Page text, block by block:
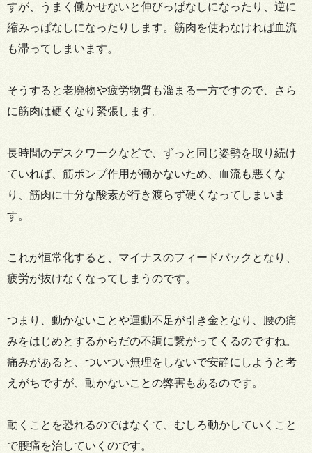
すが、うまく働かせないと伸びっぱなしになったり、逆に
縮みっぱなしになったりします。筋肉を使わなければ血流
も滞ってしまいます。
そうすると老廃物や疲労物質も溜まる一方ですので、さら
に筋肉は硬くなり緊張します。
長時間のデスクワークなどで、ずっと同じ姿勢を取り続け
ていれば、筋ポンプ作用が働かないため、血流も悪くな
り、筋肉に十分な酸素が行き渡らず硬くなってしまいま
す。
これが恒常化すると、マイナスのフィードバックとなり、
疲労が抜けなくなってしまうのです。
つまり、動かないことや運動不足が引き金となり、腰の痛
みをはじめとするからだの不調に繋がってくるのですね。
痛みがあると、ついつい無理をしないで安静にしようと考
えがちですが、動かないことの弊害もあるのです。
動くことを恐れるのではなくて、むしろ動かしていくこと
で腰痛を治していくのです。